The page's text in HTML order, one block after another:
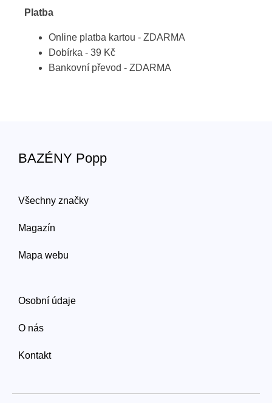
Platba
Online platba kartou - ZDARMA
Dobírka - 39 Kč
Bankovní převod - ZDARMA
BAZÉNY Popp
Všechny značky
Magazín
Mapa webu
Osobní údaje
O nás
Kontakt